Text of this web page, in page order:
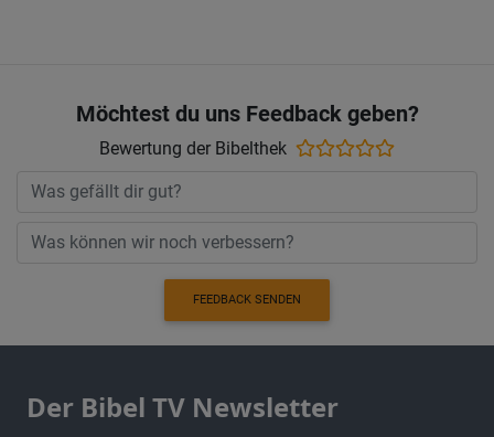
Möchtest du uns Feedback geben?
Bewertung der Bibelthek
FEEDBACK SENDEN
Der Bibel TV Newsletter